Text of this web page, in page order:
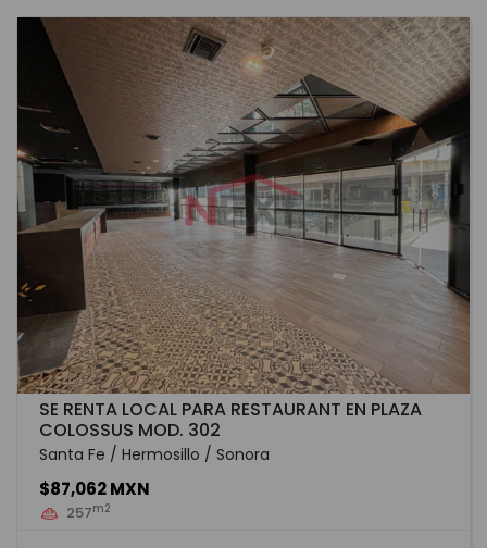
SE RENTA LOCAL PARA RESTAURANT EN PLAZA
COLOSSUS MOD. 302
Santa Fe / Hermosillo / Sonora
$87,062 MXN
257m2